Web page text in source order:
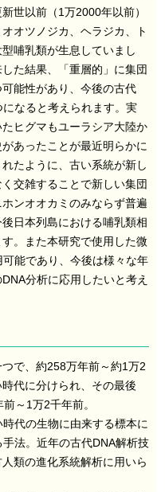
世以前（1万2000年以前）
オツノジカ、ヘラジカ、ト
哺乳類が生息していまし
た結果、「重層的」に集団
能性があり、今後の古代
なると考えられます。実
ヒグマもユーラシア大陸か
あったことが最近明らかに
たように、古い系統が新し
交雑することで新しい集団
ンオオカミのみならず普遍
日本列島における哺乳類相
。また本研究で使用した微
能であり、今後は様々な年
分析に応用したいと考え
つで、約258万年前～約1万2
代に分けられ、その最後
～1万2千年前。
時代の生物に由来する標本に
法。近年の古代DNA解析技
類の進化系統解析に用いら